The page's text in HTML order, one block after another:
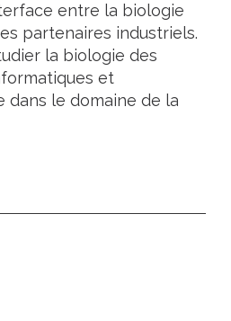
entre la biologie
partenaires industriels.
la biologie des
et
le domaine de la